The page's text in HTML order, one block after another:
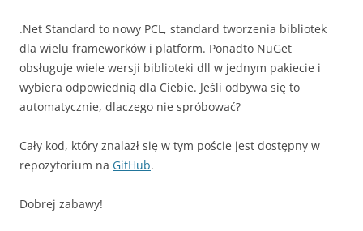
.Net Standard to nowy PCL, standard tworzenia bibliotek
dla wielu frameworków i platform. Ponadto NuGet
obsługuje wiele wersji biblioteki dll w jednym pakiecie i
wybiera odpowiednią dla Ciebie. Jeśli odbywa się to
automatycznie, dlaczego nie spróbować?
Cały kod, który znalazł się w tym poście jest dostępny w
repozytorium na GitHub.
Dobrej zabawy!